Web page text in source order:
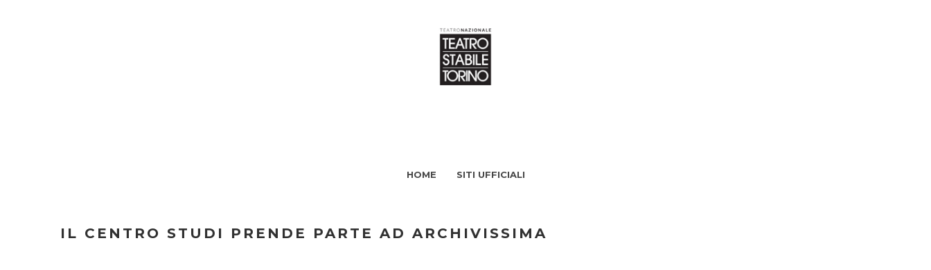
HOME SITI UFFICIALI
IL CENTRO STUDI PRENDE PARTE AD ARCHIVISSIMA